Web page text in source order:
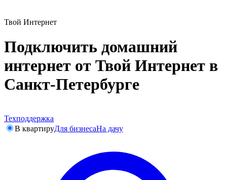
Твой Интернет
Подключить домашний
интернет от Твой Интернет в
Санкт-Петербурге
Техподдержка
В квартируДля бизнесаНа дачу